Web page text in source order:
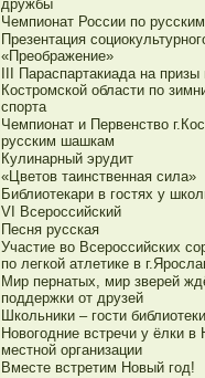
дружбы
Чемпионат России по
Презентация
«Преображение»
III Параспартакиада на призы
Костромской области по
спорта
Чемпионат и Первенство
русским шашкам
Кулинарный эрудит
«Цветов таинственная сила»
Библиотекари в гостях у
VI Всероссийский
Песня русская
Участие во Всероссийских
по легкой атлетике в
Мир пернатых, мир зверей
поддержки от друзей
Школьники – гости
Новогодние встречи у ёлки в
местной организации
Вместе встретим Новый год!